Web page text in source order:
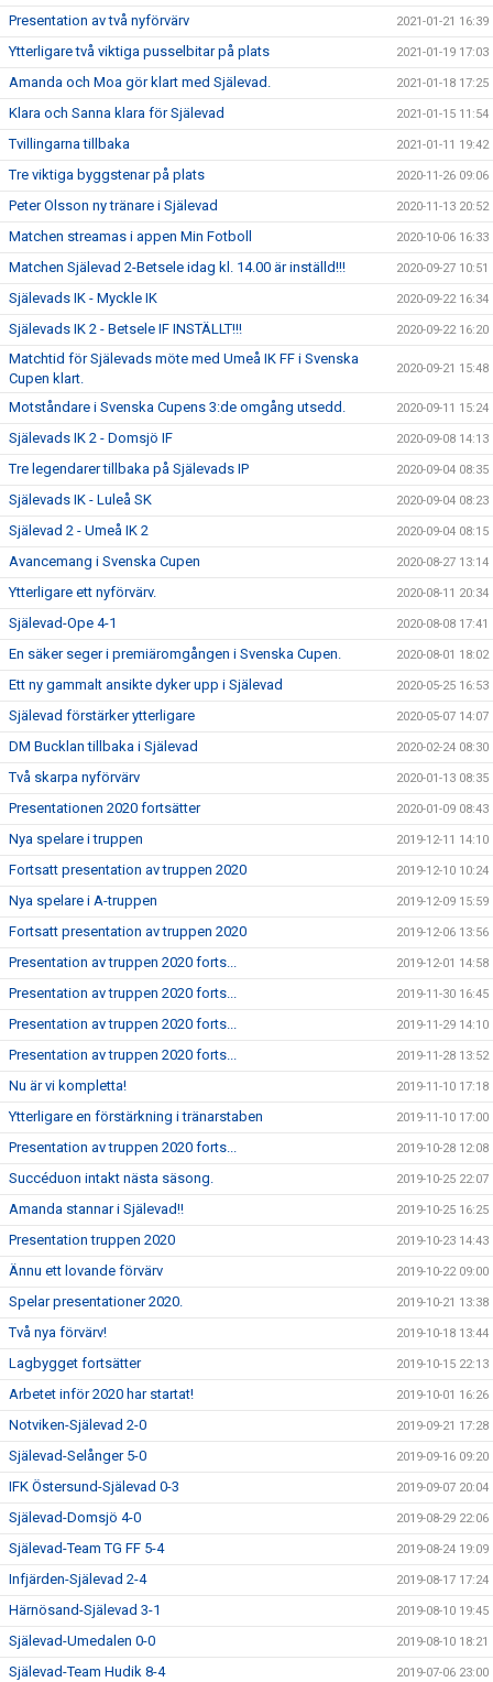
Presentation av två nyförvärv 2021-01-21 16:39
Ytterligare två viktiga pusselbitar på plats 2021-01-19 17:03
Amanda och Moa gör klart med Själevad. 2021-01-18 17:25
Klara och Sanna klara för Själevad 2021-01-15 11:54
Tvillingarna tillbaka 2021-01-11 19:42
Tre viktiga byggstenar på plats 2020-11-26 09:06
Peter Olsson ny tränare i Själevad 2020-11-13 20:52
Matchen streamas i appen Min Fotboll 2020-10-06 16:33
Matchen Själevad 2-Betsele idag kl. 14.00 är inställd!!! 2020-09-27 10:51
Själevads IK - Myckle IK 2020-09-22 16:34
Själevads IK 2 - Betsele IF INSTÄLLT!!! 2020-09-22 16:20
Matchtid för Själevads möte med Umeå IK FF i Svenska
Cupen klart.
2020-09-21 15:48
Motståndare i Svenska Cupens 3:de omgång utsedd. 2020-09-11 15:24
Själevads IK 2 - Domsjö IF 2020-09-08 14:13
Tre legendarer tillbaka på Själevads IP 2020-09-04 08:35
Själevads IK - Luleå SK 2020-09-04 08:23
Själevad 2 - Umeå IK 2 2020-09-04 08:15
Avancemang i Svenska Cupen 2020-08-27 13:14
Ytterligare ett nyförvärv. 2020-08-11 20:34
Själevad-Ope 4-1 2020-08-08 17:41
En säker seger i premiäromgången i Svenska Cupen. 2020-08-01 18:02
Ett ny gammalt ansikte dyker upp i Själevad 2020-05-25 16:53
Själevad förstärker ytterligare 2020-05-07 14:07
DM Bucklan tillbaka i Själevad 2020-02-24 08:30
Två skarpa nyförvärv 2020-01-13 08:35
Presentationen 2020 fortsätter 2020-01-09 08:43
Nya spelare i truppen 2019-12-11 14:10
Fortsatt presentation av truppen 2020 2019-12-10 10:24
Nya spelare i A-truppen 2019-12-09 15:59
Fortsatt presentation av truppen 2020 2019-12-06 13:56
Presentation av truppen 2020 forts... 2019-12-01 14:58
Presentation av truppen 2020 forts... 2019-11-30 16:45
Presentation av truppen 2020 forts... 2019-11-29 14:10
Presentation av truppen 2020 forts... 2019-11-28 13:52
Nu är vi kompletta! 2019-11-10 17:18
Ytterligare en förstärkning i tränarstaben 2019-11-10 17:00
Presentation av truppen 2020 forts... 2019-10-28 12:08
Succéduon intakt nästa säsong. 2019-10-25 22:07
Amanda stannar i Själevad!! 2019-10-25 16:25
Presentation truppen 2020 2019-10-23 14:43
Ännu ett lovande förvärv 2019-10-22 09:00
Spelar presentationer 2020. 2019-10-21 13:38
Två nya förvärv! 2019-10-18 13:44
Lagbygget fortsätter 2019-10-15 22:13
Arbetet inför 2020 har startat! 2019-10-01 16:26
Notviken-Själevad 2-0 2019-09-21 17:28
Själevad-Selånger 5-0 2019-09-16 09:20
IFK Östersund-Själevad 0-3 2019-09-07 20:04
Själevad-Domsjö 4-0 2019-08-29 22:06
Själevad-Team TG FF 5-4 2019-08-24 19:09
Infjärden-Själevad 2-4 2019-08-17 17:24
Härnösand-Själevad 3-1 2019-08-10 19:45
Själevad-Umedalen 0-0 2019-08-10 18:21
Själevad-Team Hudik 8-4 2019-07-06 23:00